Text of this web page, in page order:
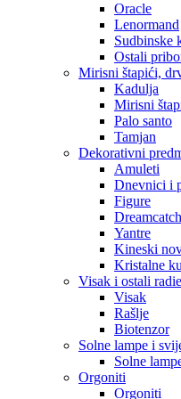
Oracle
Lenormand
Sudbinske
Ostali
Mirisni štapići,
Kadulja
Mirisni
Palo santo
Tamjan
Dekorativni
Amuleti
Dnevnici i
Figure
Yantre
Kineski
Kristalne
Visak i ostali
Visak
Rašlje
Biotenzor
Solne lampe i
Solne
Orgoniti
Orgoniti